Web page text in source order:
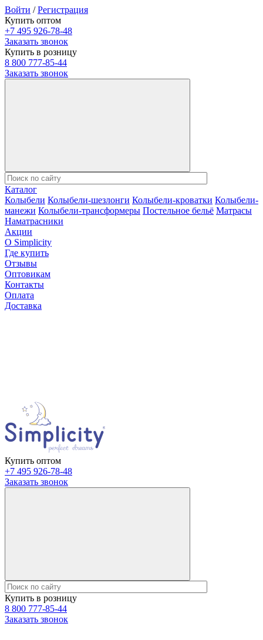
Войти /Регистрация
Купить оптом
+7 495 926-78-48
Заказать звонок
Купить в розницу
8 800 777-85-44
Заказать звонок
Каталог
Колыбели Колыбели-шезлонги Колыбели-кроватки Колыбели-
манежи Колыбели-трансформеры Постельное бельё Матрасы
Наматрасники
Акции
О Simplicity
Где купить
Отзывы
Оптовикам
Контакты
Оплата
Доставка
Купить оптом
+7 495 926-78-48
Заказать звонок
Купить в розницу
8 800 777-85-44
Заказать звонок